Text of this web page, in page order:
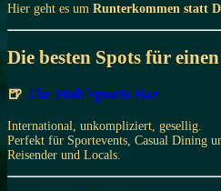
Hier geht es um Runterkommen statt
Die besten Spots für
🍺 The Hub Sports Bar
International, unkompliziert, gesellig.
Perfekt für Sportevents, Casual Dining
Reisender und Locals.